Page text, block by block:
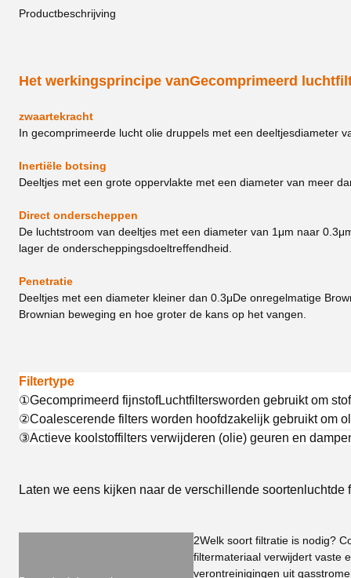
Productbeschrijving
Het werkingsprincipe vanGecomprimeerd
zwaartekracht
In gecomprimeerde lucht olie druppels met een deeltjesdiameter
Inertiële botsing
Deeltjes met een grote oppervlakte met een diameter van meer
Direct onderscheppen
De luchtstroom van deeltjes met een diameter van 1 μm naar 0.3μ
lager de onderscheppingsdoeltreffendheid.
Penetratie
Deeltjes met een diameter kleiner dan 0.3μDe onregelmatige
Brownian beweging en hoe groter de kans op het vangen.
Filtertype
①Gecomprimeerd fijnstofLuchtfiltersworden gebruikt om
②Coalescerende filters worden hoofdzakelijk gebruikt om
③Actieve koolstoffilters verwijderen (olie) geuren en
Laten we eens kijken naar de verschillende soorten luchtde
2Welk soort filtratie is nodig?
filtermateriaal verwijdert vaste
verontreinigingen uit